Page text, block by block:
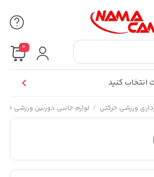
0
انتخاب کنید
ورزشی حرکتی / لوازم جانبی دوربین ورزشی